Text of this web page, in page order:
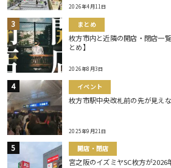
2026年4月11日
まとめ
枚方市内と近隣の開店・閉店一
とめ】
2026年8月3日
イベント
枚方市駅中央改札前の先が見え
2025年9月21日
開店・閉店
宮之阪のイズミヤSC枚方が2026